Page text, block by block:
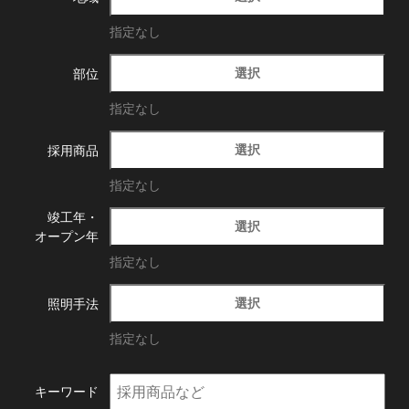
指定なし
部位 選択
指定なし
採用商品 選択
指定なし
竣工年・
オープン年
選択
指定なし
照明手法 選択
指定なし
キーワード